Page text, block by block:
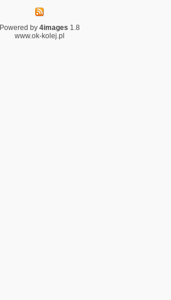
Powered by 4images 1.8
www.ok-kolej.pl